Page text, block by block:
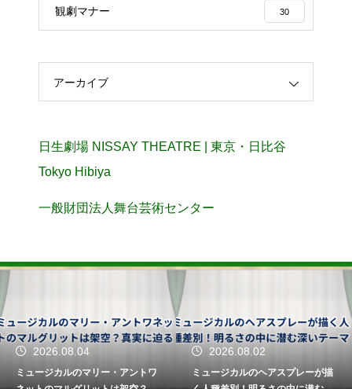
観劇マナー 30
アーカイブ
日生劇場 NISSAY THEATRE | 東京・日比谷
Tokyo Hibiya
一般財団法人舞台芸術センター
2026.08.04
ミュージカルのマリー・アントワ
2026.08.02
ミュージカルのヘアスプレーが描